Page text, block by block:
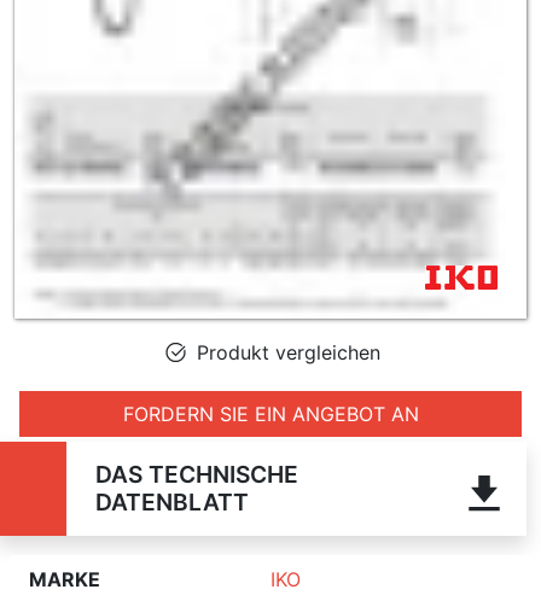
Produkt vergleichen
FORDERN SIE EIN ANGEBOT AN
DAS TECHNISCHE
DATENBLATT
MARKE IKO